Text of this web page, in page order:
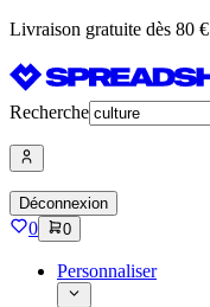
Livraison gratuite dès 80 €
Recherche
Déconnexion
0 0
Personnaliser